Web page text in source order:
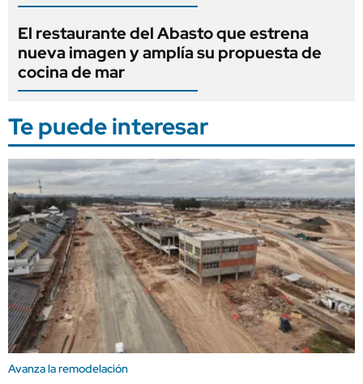
El restaurante del Abasto que estrena
nueva imagen y amplía su propuesta de
cocina de mar
Te puede interesar
Avanza la remodelación